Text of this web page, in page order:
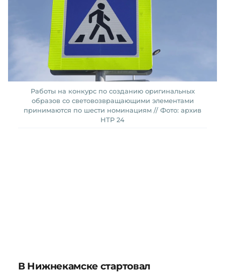
Работы на конкурс по созданию оригинальных
образов со световозвращающими элементами
принимаются по шести номинациям // Фото: архив
НТР 24
В Нижнекамске стартовал